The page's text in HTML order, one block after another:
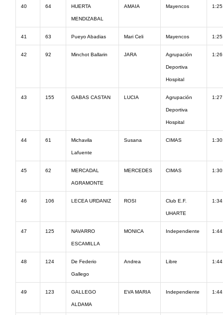
40 64 HUERTA
MENDIZABAL
AMAIA Mayencos
41 63 Pueyo Abadias Mari Celi Mayencos
42 92 Minchot Ballarin JARA Agrupación
Deportiva
Hospital
43 155 GABAS CASTAN LUCIA Agrupación
Deportiva
Hospital
44 61 Michavila
Lafuente
Susana CIMAS
45 62 MERCADAL
AGRAMONTE
MERCEDES CIMAS
46 106 LECEA URDANIZ ROSI Club E.F.
UHARTE
47 125 NAVARRO
ESCAMILLA
MONICA Independiente
48 124 De Federio
Gallego
Andrea Libre
49 123 GALLEGO
ALDAMA
EVA MARIA Independiente